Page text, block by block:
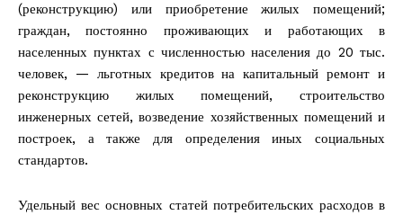
(реконструкцию) или приобретение жилых помещений;
граждан, постоянно проживающих и работающих в
населенных пунктах с численностью населения до 20 тыс.
человек, — льготных кредитов на капитальный ремонт и
реконструкцию жилых помещений, строительство
инженерных сетей, возведение хозяйственных помещений и
построек, а также для определения иных социальных
стандартов.
Удельный вес основных статей потребительских расходов в